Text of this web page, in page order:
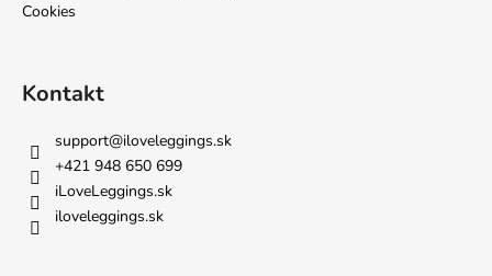
Cookies
Kontakt
support@iloveleggings.sk
+421 948 650 699
iLoveLeggings.sk
iloveleggings.sk